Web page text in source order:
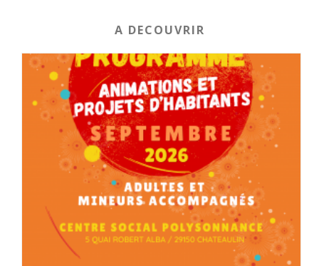
A DECOUVRIR